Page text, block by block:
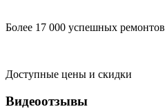
Более 17 000 успешных ремонтов
Доступные цены и скидки
Видеоотзывы